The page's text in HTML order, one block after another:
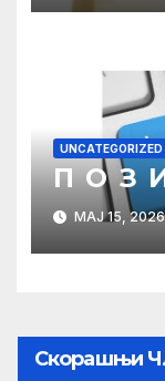
UNCATEGORIZED
П О З
МАЈ 15,
Скорашњи